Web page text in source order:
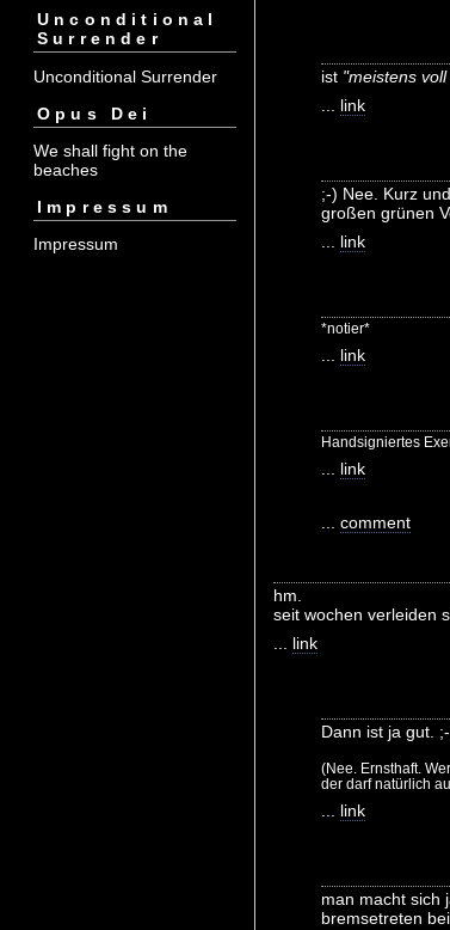
Unconditional
Surrender
Unconditional Surrender
Opus Dei
We shall fight on the
beaches
Impressum
Impressum
ist "meistens
link
;-) Nee. Kurz
großen grünen
link
*notier*
link
Handsigniertes
link
comment
hm.
seit wochen verleiden
link
Dann ist ja gut.
(Nee. Ernsthaft.
der darf natürlich
link
man macht sich
bremsetreten